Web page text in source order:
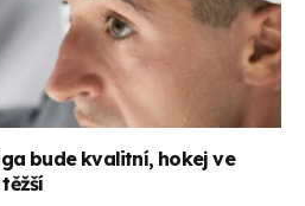
bude kvalitní, hokej ve